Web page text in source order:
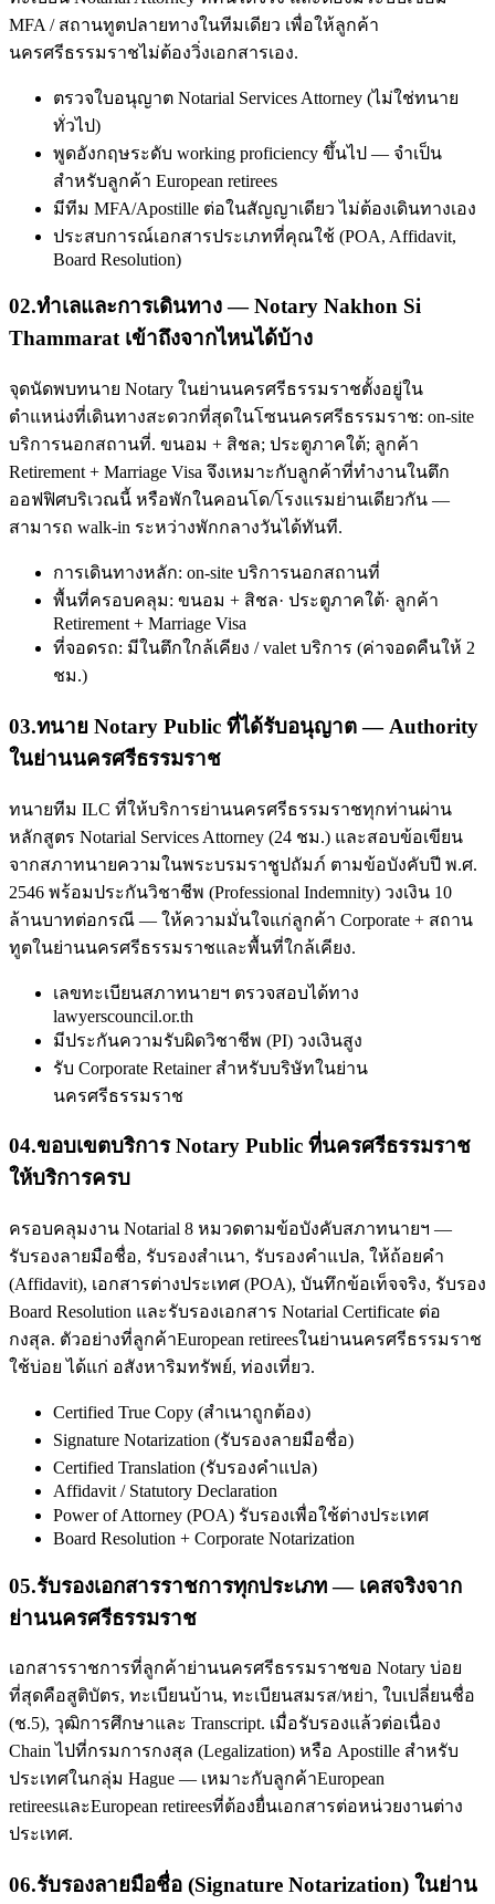
MFA / สถานทูตปลายทางในทีมเดียว เพื่อให้ลูกค้า
นครศรีธรรมราชไม่ต้องวิ่งเอกสารเอง.
ตรวจใบอนุญาต Notarial Services Attorney (ไม่ใช่ทนาย
ทั่วไป)
พูดอังกฤษระดับ working proficiency ขึ้นไป — จำเป็น
สำหรับลูกค้า European retirees
มีทีม MFA/Apostille ต่อในสัญญาเดียว ไม่ต้องเดินทางเอง
ประสบการณ์เอกสารประเภทที่คุณใช้ (POA, Affidavit,
Board Resolution)
02.ทำเลและการเดินทาง — Notary Nakhon Si
Thammarat เข้าถึงจากไหนได้บ้าง
จุดนัดพบทนาย Notary ในย่านนครศรีธรรมราชตั้งอยู่ใน
ตำแหน่งที่เดินทางสะดวกที่สุดในโซนนครศรีธรรมราช: on-site
บริการนอกสถานที่. ขนอม + สิชล; ประตูภาคใต้; ลูกค้า
Retirement + Marriage Visa จึงเหมาะกับลูกค้าที่ทำงานในตึก
ออฟฟิศบริเวณนี้ หรือพักในคอนโด/โรงแรมย่านเดียวกัน —
สามารถ walk-in ระหว่างพักกลางวันได้ทันที.
การเดินทางหลัก: on-site บริการนอกสถานที่
พื้นที่ครอบคลุม: ขนอม + สิชล· ประตูภาคใต้· ลูกค้า
Retirement + Marriage Visa
ที่จอดรถ: มีในตึกใกล้เคียง / valet บริการ (ค่าจอดคืนให้ 2
ชม.)
03.ทนาย Notary Public ที่ได้รับอนุญาต — Authority
ในย่านนครศรีธรรมราช
ทนายทีม ILC ที่ให้บริการย่านนครศรีธรรมราชทุกท่านผ่าน
หลักสูตร Notarial Services Attorney (24 ชม.) และสอบข้อเขียน
จากสภาทนายความในพระบรมราชูปถัมภ์ ตามข้อบังคับปี พ.ศ.
2546 พร้อมประกันวิชาชีพ (Professional Indemnity) วงเงิน 10
ล้านบาทต่อกรณี — ให้ความมั่นใจแก่ลูกค้า Corporate + สถาน
ทูตในย่านนครศรีธรรมราชและพื้นที่ใกล้เคียง.
เลขทะเบียนสภาทนายฯ ตรวจสอบได้ทาง
lawyerscouncil.or.th
มีประกันความรับผิดวิชาชีพ (PI) วงเงินสูง
รับ Corporate Retainer สำหรับบริษัทในย่าน
นครศรีธรรมราช
04.ขอบเขตบริการ Notary Public ที่นครศรีธรรมราช
ให้บริการครบ
ครอบคลุมงาน Notarial 8 หมวดตามข้อบังคับสภาทนายฯ —
รับรองลายมือชื่อ, รับรองสำเนา, รับรองคำแปล, ให้ถ้อยคำ
(Affidavit), เอกสารต่างประเทศ (POA), บันทึกข้อเท็จจริง, รับรอง
Board Resolution และรับรองเอกสาร Notarial Certificate ต่อ
กงสุล. ตัวอย่างที่ลูกค้าEuropean retireesในย่านนครศรีธรรมราช
ใช้บ่อย ได้แก่ อสังหาริมทรัพย์, ท่องเที่ยว.
Certified True Copy (สำเนาถูกต้อง)
Signature Notarization (รับรองลายมือชื่อ)
Certified Translation (รับรองคำแปล)
Affidavit / Statutory Declaration
Power of Attorney (POA) รับรองเพื่อใช้ต่างประเทศ
Board Resolution + Corporate Notarization
05.รับรองเอกสารราชการทุกประเภท — เคสจริงจาก
ย่านนครศรีธรรมราช
เอกสารราชการที่ลูกค้าย่านนครศรีธรรมราชขอ Notary บ่อย
ที่สุดคือสูติบัตร, ทะเบียนบ้าน, ทะเบียนสมรส/หย่า, ใบเปลี่ยนชื่อ
(ช.5), วุฒิการศึกษาและ Transcript. เมื่อรับรองแล้วต่อเนื่อง
Chain ไปที่กรมการกงสุล (Legalization) หรือ Apostille สำหรับ
ประเทศในกลุ่ม Hague — เหมาะกับลูกค้าEuropean
retireesและEuropean retireesที่ต้องยื่นเอกสารต่อหน่วยงานต่าง
ประเทศ.
06.รับรองลายมือชื่อ (Signature Notarization) ในย่าน